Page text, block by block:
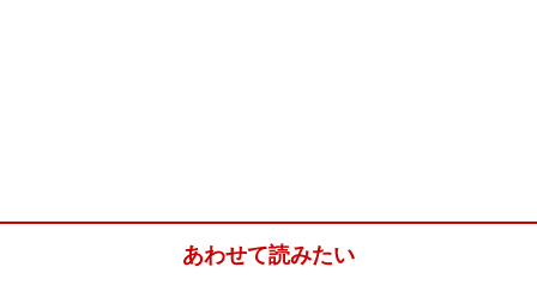
にカタツムリエキスが配合。オーガニックな材料満載でお肌
あわせて読みたい